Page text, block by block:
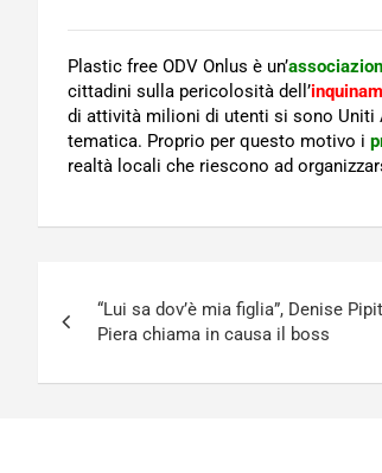
Plastic free ODV Onlus è un’
cittadini sulla pericolosità dell’
di attività milioni di utenti si sono Uniti
tematica. Proprio per questo motivo i
realtà locali che riescono ad
articoli
“Lui sa dov’è mia figlia”, Denise
Piera chiama in causa il boss